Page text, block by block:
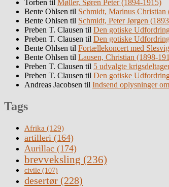
Torben til Møller, Søren Peter (1894-1915)
Bente Ohlsen til Schmidt, Marinus Christian
Bente Ohlsen til Schmidt, Peter Jørgen
Preben T. Clausen til Den gotiske
Preben T. Clausen til Den gotiske
Bente Ohlsen til Fortællekoncert med
Bente Ohlsen til Lausen, Christian (1898-
Preben T. Clausen til 5 udvalgte
Preben T. Clausen til Den gotiske
Andreas Jacobsen til Indsend oplysninger
Tags
Afrika (129)
artilleri (164)
Aurillac (174)
brevveksling (236)
civile (107)
desertør (228)